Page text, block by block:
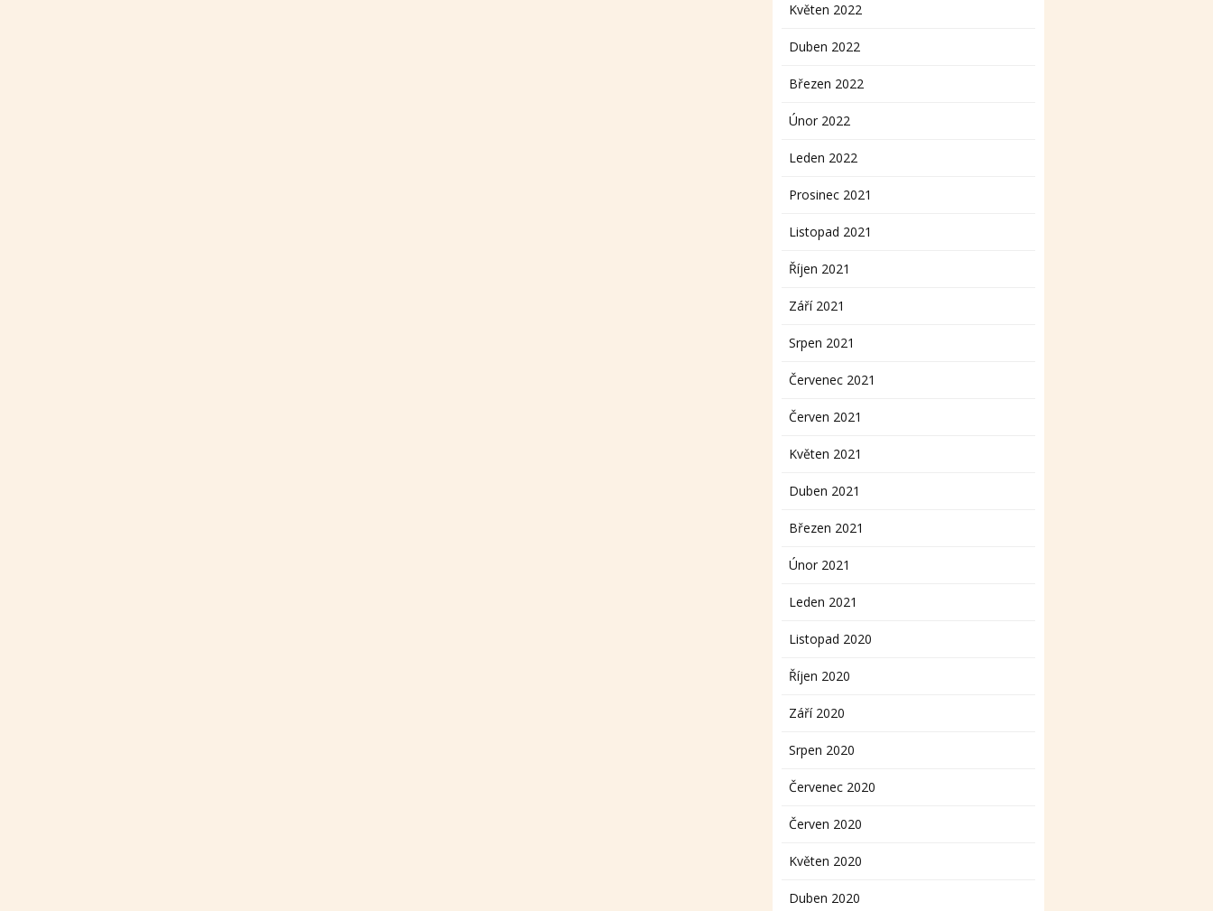
Květen 2022
Duben 2022
Březen 2022
Únor 2022
Leden 2022
Prosinec 2021
Listopad 2021
Říjen 2021
Září 2021
Srpen 2021
Červenec 2021
Červen 2021
Květen 2021
Duben 2021
Březen 2021
Únor 2021
Leden 2021
Listopad 2020
Říjen 2020
Září 2020
Srpen 2020
Červenec 2020
Červen 2020
Květen 2020
Duben 2020